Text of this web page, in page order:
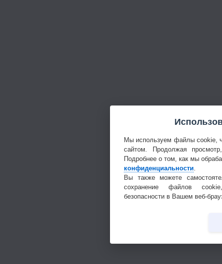
Мы используем файлы cookie,
сайтом. Продолжая
Подробнее о том, как мы
конфиденциальности
Вы также можете
сохранение файлов
безопасности в Вашем веб-